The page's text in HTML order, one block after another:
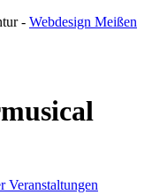
- Webdesign Meißen
Veranstaltungen